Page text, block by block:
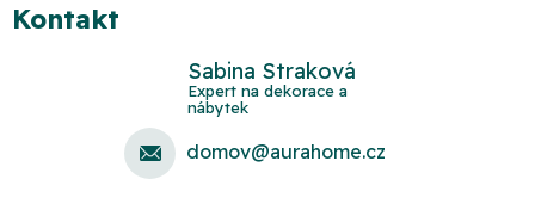
Kontakt
Sabina Straková
domov@aurahome.cz